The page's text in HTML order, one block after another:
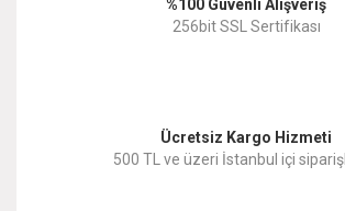
Ürün fiyatı diğer sitelerden daha pahalı.
%100 Güvenli Alışveriş
256bit SSL Sertifikası
Ücretsiz Kargo Hizmeti
500 TL ve üzeri İstanbul içi